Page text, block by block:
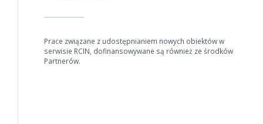
Prace związane z udostępnianiem nowych obiektów w
serwisie RCIN, dofinansowywane są również ze środków
Partnerów.